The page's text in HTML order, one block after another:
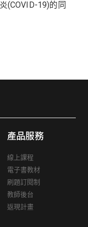
(COVID-19)的同
產品服務
線上課程
電子書教材
刷題訂閱制
教師後台
返現計畫